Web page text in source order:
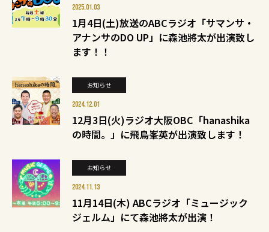
2025.01.03
1月4日(土)放送のABCラジオ「サマンサ・
アナンサのDO UP」に森池將太が出演致し
ます！！
お知らせ
2024.12.01
12月3日(火)ラジオ大阪OBC「hanashika
の時間。」に飛鳥峯英が出演致します！
お知らせ
2024.11.13
11月14日(木) ABCラジオ「ミュージック
ジェルム」にて森池將太が出演！